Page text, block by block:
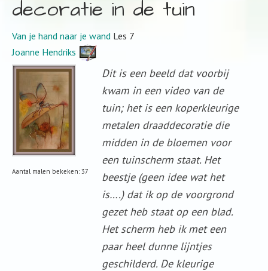
decoratie in de tuin
Van je hand naar je wand Les 7
Joanne Hendriks
Aantal malen bekeken: 37
Dit is een beeld dat voorbij
kwam in een video van de
tuin; het is een koperkleurige
metalen draaddecoratie die
midden in de bloemen voor
een tuinscherm staat. Het
beestje (geen idee wat het
is….) dat ik op de voorgrond
gezet heb staat op een blad.
Het scherm heb ik met een
paar heel dunne lijntjes
geschilderd. De kleurige